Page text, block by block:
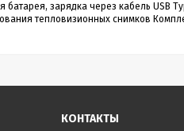
зарядка через кабель USB
тепловизионных снимков
КОНТАКТЫ